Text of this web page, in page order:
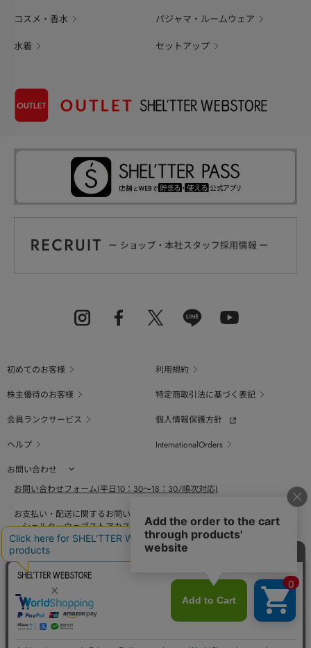
コスメ・香水 パジャマ・ルームウェア
水着 セットアップ
初めてのお客様
利用規約
株主優待のお客様
特定商取引法に基づく表記
会員ランクサービス
個人情報保護方針
ヘルプ
InternationalOrders
お問い合わせ
お問い合わせフォーム(平日10：30～18：30/順次対応)
お支払い・配送に関するお問い合わせ（平日10：30～18：00）
シェルターウェブストアカスタマーセンター
0800-123-6820
商品の素材、サイズ、仕様等に関するお問い合せ（平日10：30～18：00）
バロックジャパンリミテッドコールセンター
03-6730-9191
BAROQUE JAPAN LIMITED
採用情報